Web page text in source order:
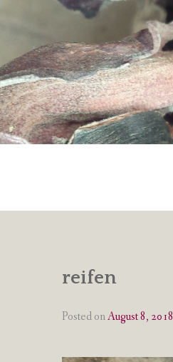
reifen
Posted onAugust 8, 2018